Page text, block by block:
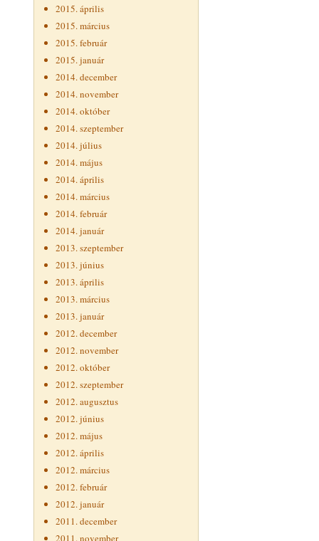
2015. április
2015. március
2015. február
2015. január
2014. december
2014. november
2014. október
2014. szeptember
2014. július
2014. május
2014. április
2014. március
2014. február
2014. január
2013. szeptember
2013. június
2013. április
2013. március
2013. január
2012. december
2012. november
2012. október
2012. szeptember
2012. augusztus
2012. június
2012. május
2012. április
2012. március
2012. február
2012. január
2011. december
2011. november